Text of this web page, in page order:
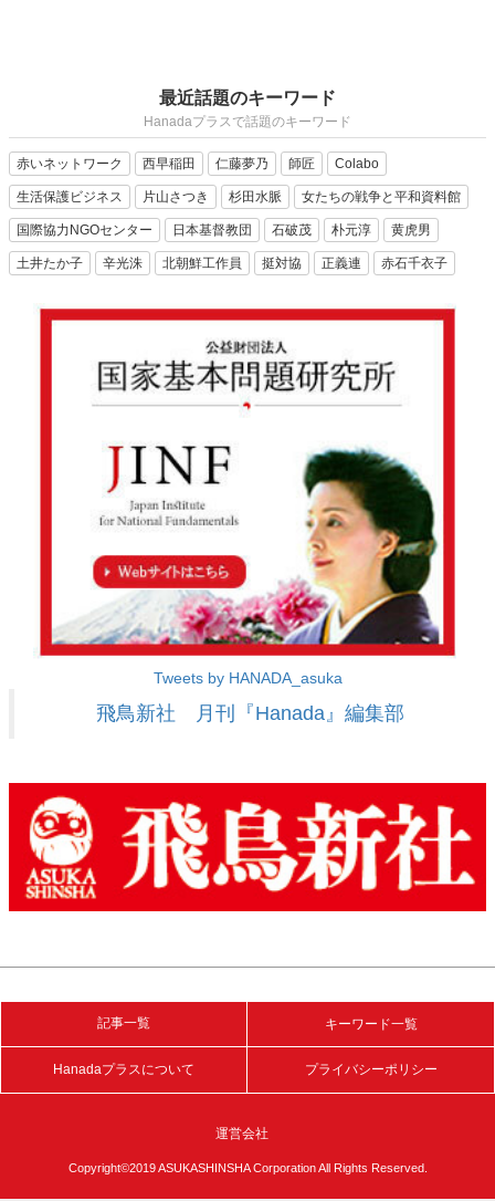
最近話題のキーワード
Hanadaプラスで話題のキーワード
赤いネットワーク 西早稲田 仁藤夢乃 師匠 Colabo
生活保護ビジネス 片山さつき 杉田水脈 女たちの戦争と平和資料館
国際協力NGOセンター 日本基督教団 石破茂 朴元淳 黄虎男
土井たか子 辛光洙 北朝鮮工作員 挺対協 正義連 赤石千衣子
Tweets by HANADA_asuka
飛鳥新社 月刊『Hanada』編集部
記事一覧 キーワード一覧
Hanadaプラスについて プライバシーポリシー
運営会社
Copyright©2019 ASUKASHINSHA Corporation All Rights Reserved.